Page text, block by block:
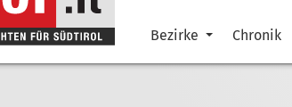
Bezirke Chronik